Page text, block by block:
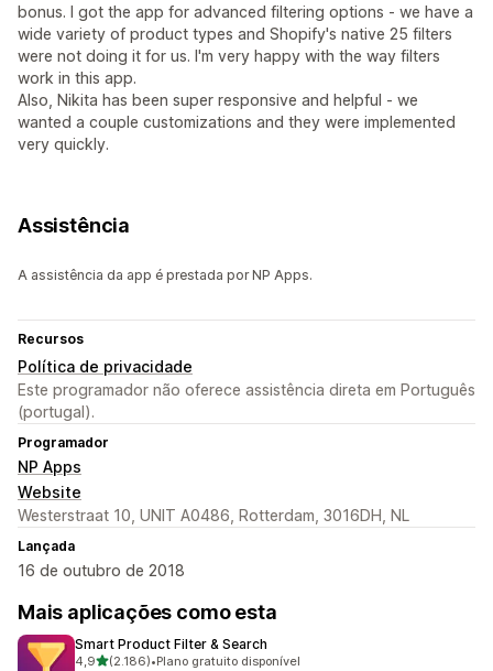
bonus. I got the app for advanced filtering options - we have a
wide variety of product types and Shopify's native 25 filters
were not doing it for us. I'm very happy with the way filters
work in this app.
Also, Nikita has been super responsive and helpful - we
wanted a couple customizations and they were implemented
very quickly.
Assistência
A assistência da app é prestada por NP Apps.
Recursos
Política de privacidade
Este programador não oferece assistência direta em Português
(portugal).
Programador
NP Apps
Website
Westerstraat 10, UNIT A0486, Rotterdam, 3016DH, NL
Lançada
16 de outubro de 2018
Mais aplicações como esta
Smart Product Filter & Search
4,9de 5 estrelas
(2.186)
2186 total de avaliações
•Plano gratuito disponível